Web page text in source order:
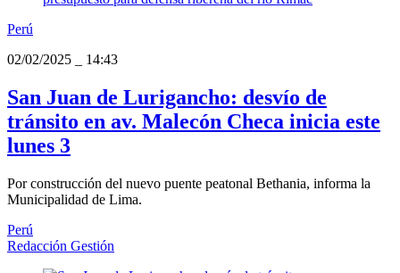
Perú
02/02/2025
14:43
San Juan de Lurigancho: desvío de
tránsito en av. Malecón Checa inicia este
lunes 3
Por construcción del nuevo puente peatonal Bethania, informa la
Municipalidad de Lima.
Perú
Redacción Gestión